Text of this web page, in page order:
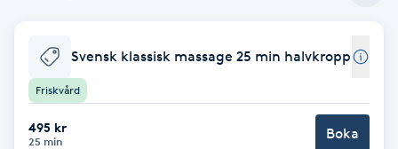
Balayage
Bambumassage
Svensk klassisk massage 25 min halvkropp
Friskvård
495 kr
25 min Boka